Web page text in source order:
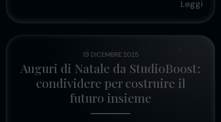
Leggi
19 DICEMBRE 2025
Auguri di Natale da StudioBoost:
condividere per costruire il
futuro insieme